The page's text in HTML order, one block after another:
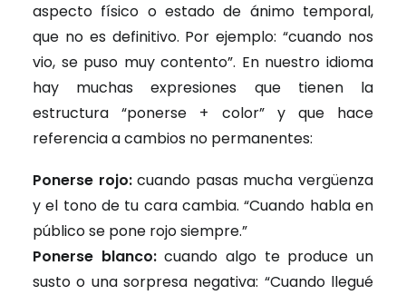
aspecto físico o estado de ánimo temporal,
que no es definitivo. Por ejemplo: “cuando nos
vio, se puso muy contento”. En nuestro idioma
hay muchas expresiones que tienen la
estructura “ponerse + color” y que hace
referencia a cambios no permanentes:
Ponerse rojo:cuando pasas mucha vergüenza
y el tono de tu cara cambia. “Cuando habla en
público se pone rojo siempre.”
Ponerse blanco:cuando algo te produce un
susto o una sorpresa negativa: “Cuando llegué